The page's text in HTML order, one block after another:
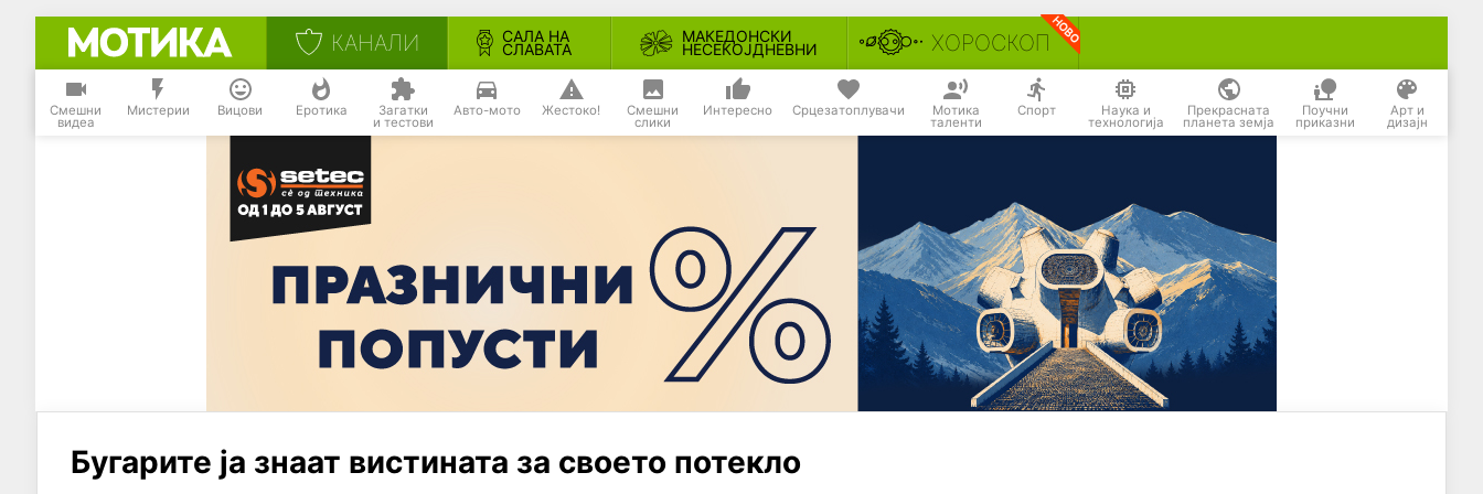
КАНАЛИ САЛА НА
СЛАВАТА
МАКЕДОНСКИ
НЕСЕКОЈДНЕВНИ ХОРОСКОП
Смешни
видеа
Мистерии Вицови Еротика Загатки
и тестови
Авто-мото Жестоко! Смешни
слики
Интересно Срцезатоплувачи Мотика
таленти
Спорт Наука и
технологија
Прекрасната
планета земја
Поучни
приказни
Арт и
дизајн
Бугарите ја знаат вистината за своето потекло